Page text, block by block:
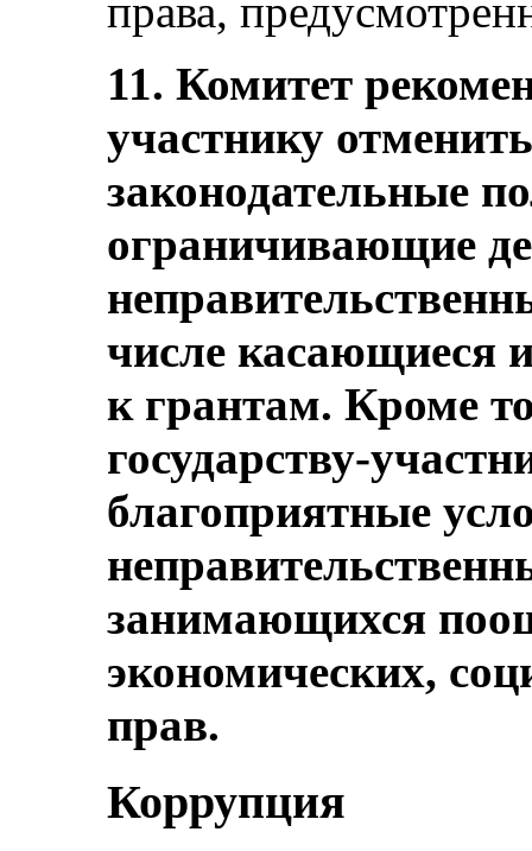
права,
11. Комитет
участнику
законодательные
ограничивающие
числе касающиеся
к грантам. Кроме
государству-
благоприятные
занимающихся
экономических,
прав.
Коррупция